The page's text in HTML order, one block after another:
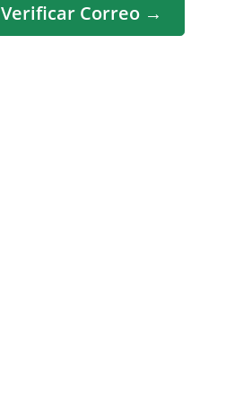
Verificar Correo →